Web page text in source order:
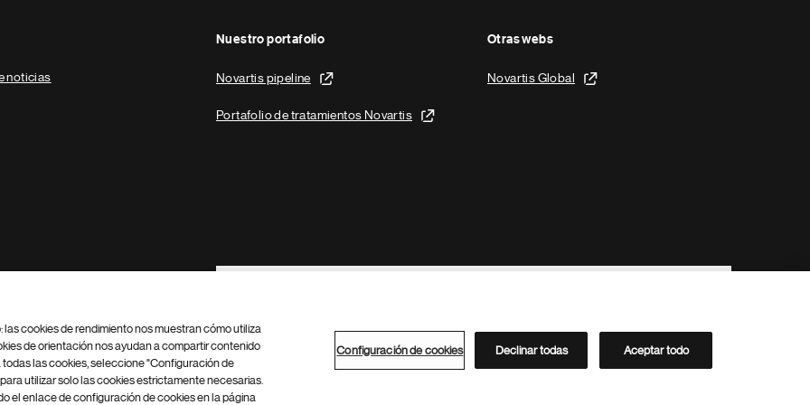
noticias
Nuestro portafolio
Novartis pipeline
Portafolio de tratamientos Novartis
Otras webs
Novartis Global
Footer Site Search
Configuración de cookies Mapa del sitio
Directorio de Novartis
cookies de rendimiento nos muestran cómo utiliza
de orientación nos ayudan a compartir contenido
las cookies, seleccione "Configuración de
utilizar solo las cookies estrictamente necesarias.
el enlace de configuración de cookies en la página
Configuración de cookies Declinar todas Aceptar todo